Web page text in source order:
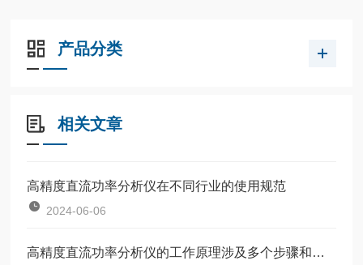
产品分类
相关文章
高精度直流功率分析仪在不同行业的使用规范
2024-06-06
高精度直流功率分析仪的工作原理涉及多个步骤和功能